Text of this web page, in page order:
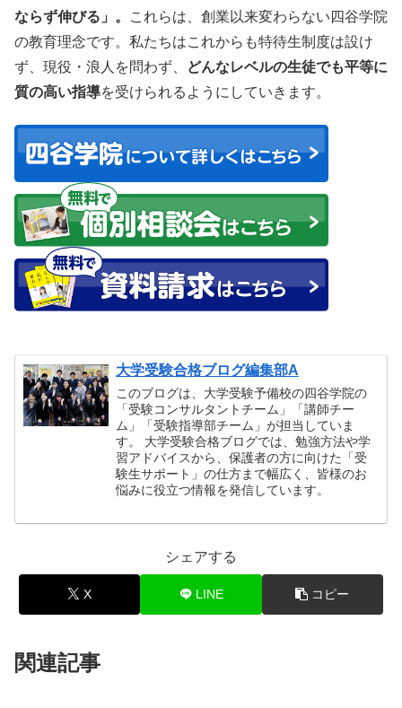
ならず伸びる」。
これらは、創業以来変わらない四谷学院
の教育理念です。私たちはこれからも特待生制度は設け
ず、現役・浪人を問わず、
どんなレベルの生徒でも平等に
質の高い指導を受けられるようにしていきます。
大学受験合格ブログ編集部A
このブログは、大学受験予備校の四谷学院の
「受験コンサルタントチーム」「講師チー
ム」「受験指導部チーム」が担当していま
す。 大学受験合格ブログでは、勉強方法や学
習アドバイスから、保護者の方に向けた「受
験生サポート」の仕方まで幅広く、皆様のお
悩みに役立つ情報を発信しています。
シェアする
X LINE コピー
関連記事